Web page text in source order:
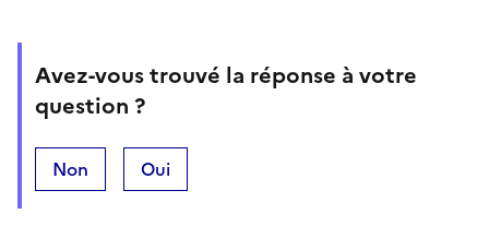
Avez-vous trouvé la réponse à votre
question ?
Non Oui